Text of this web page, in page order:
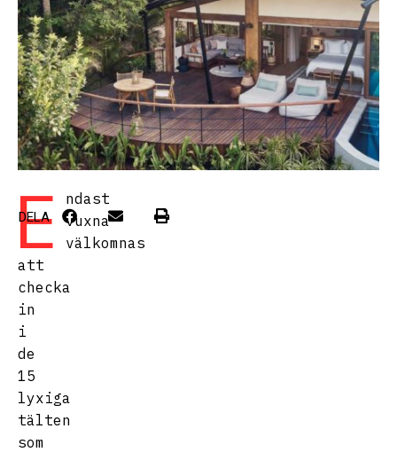
E
ndast
vuxna
välkomnas
att
checka
in
i
de
15
lyxiga
tälten
som
DELA